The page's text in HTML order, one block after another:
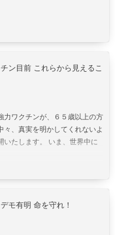
ン目前 これらから見えるこ
力ワクチンが、６５歳以上の方
々、真実を明かしてくれないよ
いたします。 いま、世界中に
モ有明 命を守れ！